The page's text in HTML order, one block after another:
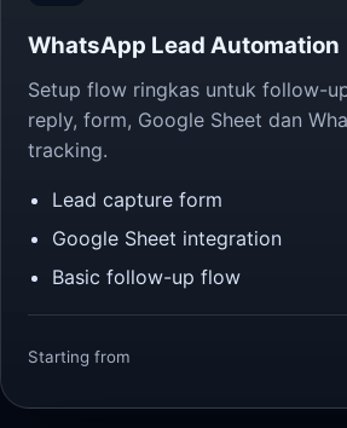
WhatsApp Lead Automation
Setup flow ringkas untuk follow-
reply, form, Google Sheet dan
tracking.
Lead capture form
Google Sheet integration
Basic follow-up flow
Starting from